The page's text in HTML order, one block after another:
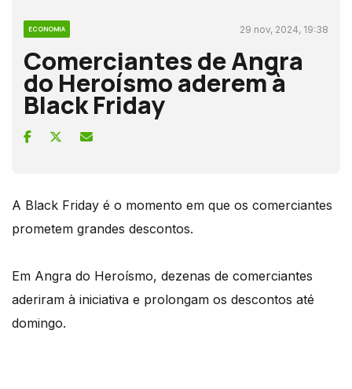
ECONOMIA 29 nov, 2024, 19:38
Comerciantes de Angra
do Heroísmo aderem à
Black Friday
A Black Friday é o momento em que os comerciantes
prometem grandes descontos.
Em Angra do Heroísmo, dezenas de comerciantes
aderiram à iniciativa e prolongam os descontos até
domingo.